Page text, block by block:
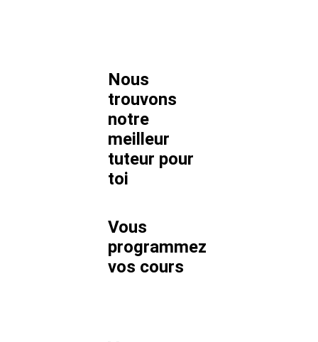
Nous
trouvons
notre
meilleur
tuteur pour
toi
Vous
programmez
vos cours